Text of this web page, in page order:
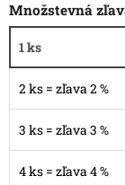
Množstevná
1 ks
2 ks = zľava 2 %
3 ks = zľava 3 %
4 ks = zľava 4 %